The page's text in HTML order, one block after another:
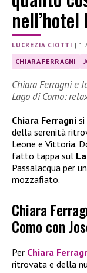
nell’hotel
LUCREZIA CIOTTI | 1
CHIARA FERRAGNI
Chiara Ferragni e
Lago di Como:
Chiara Ferragni si
della serenità
Leone e Vittoria.
fatto tappa sul
Passalacqua per
mozzafiato.
Chiara
Como con
Per Chiara
ritrovata e della